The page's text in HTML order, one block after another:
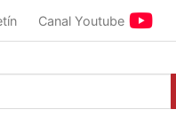
Canal Youtube